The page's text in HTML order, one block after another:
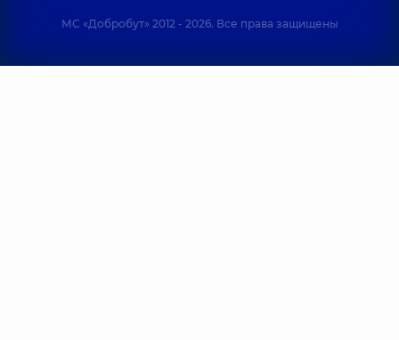
МС «Добробут» 2012 - 2026. Все права защищены